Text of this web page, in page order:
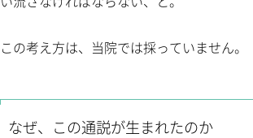
この考え方は、当院では採っていません。
なぜ、この通説が生まれたのか